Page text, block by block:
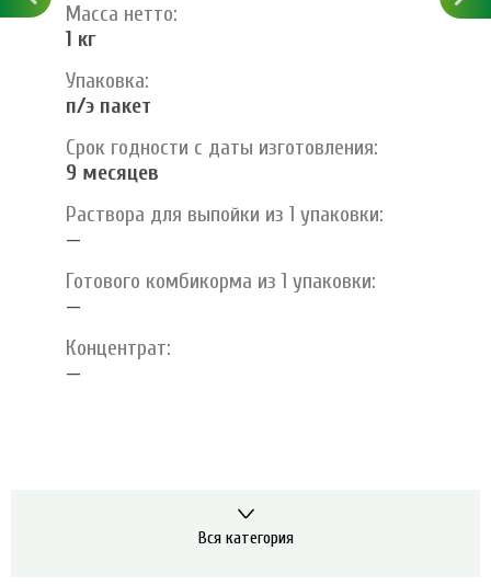
Масса нетто:
1 кг
Упаковка:
п/э пакет
Срок годности с даты изготовления:
9 месяцев
Раствора для выпойки из 1 упаковки:
—
Готового комбикорма из 1 упаковки:
—
Концентрат:
—
Вся категория